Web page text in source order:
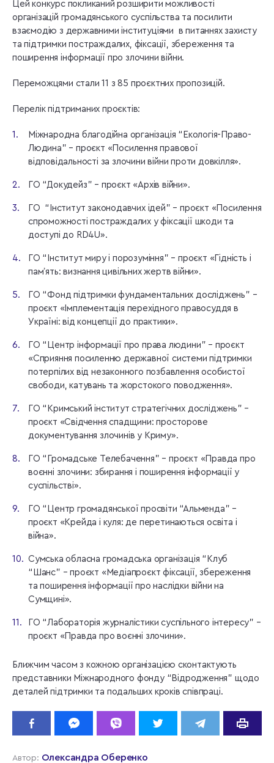
Цей конкурс покликаний розширити можливості
організацій громадянського суспільства та посилити
взаємодію з державними інституціями в питаннях захисту
та підтримки постраждалих, фіксації, збереження та
поширення інформації про злочини війни.
Переможцями стали 11 з 85 проєктних пропозицій.
Перелік підтриманих проєктів:
Міжнародна благодійна організація “Екологія-Право-
Людина” – проєкт «Посилення правової
відповідальності за злочини війни проти довкілля».
ГО “Докудейз” – проєкт «Архів війни».
ГО “Інститут законодавчих ідей” – проєкт «Посилення
спроможності постраждалих у фіксації шкоди та
доступі до RD4U».
ГО “Інститут миру і порозуміння” – проєкт «Гідність і
памʼять: визнання цивільних жертв війни».
ГО “Фонд підтримки фундаментальних досліджень” –
проєкт «Імплементація перехідного правосуддя в
Україні: від концепції до практики».
ГО “Центр інформації про права людини” – проєкт
«Сприяння посиленню державної системи підтримки
потерпілих від незаконного позбавлення особистої
свободи, катувань та жорстокого поводження».
ГО “Кримський інститут стратегічних досліджень” –
проєкт «Свідчення спадщини: просторове
документування злочинів у Криму».
ГО “Громадське Телебачення” – проєкт «Правда про
воєнні злочини: збирання і поширення інформації у
суспільстві».
ГО “Центр громадянської просвіти “Альменда” –
проєкт «Крейда і куля: де перетинаються освіта і
війна».
Сумська обласна громадська організація “Клуб
“Шанс” – проєкт «Медіапроєкт фіксації, збереження
та поширення інформації про наслідки війни на
Сумщині».
ГО “Лабораторія журналістики суспільного інтересу” –
проєкт «Правда про воєнні злочини».
Ближчим часом з кожною організацією сконтактують
представники Міжнародного фонду “Відродження” щодо
деталей підтримки та подальших кроків співпраці.
Автор: Олександра Оберенко